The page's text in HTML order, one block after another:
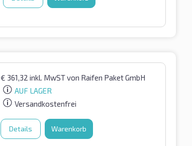
€ 361,32 inkl. MwSTvon Raifen Paket GmbH
AUF LAGER
Versandkostenfrei
Details Warenkorb